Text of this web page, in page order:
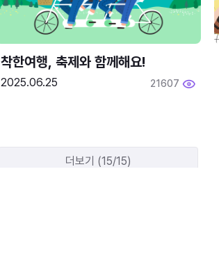
착한여행, 축제와 함께해요!
2025.06.25 21607
더보기 (15/15)